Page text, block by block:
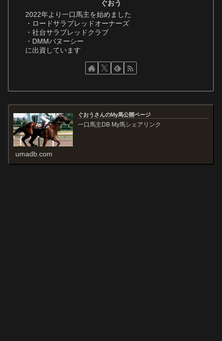
ぐおう
2022年より一口馬主を始めました
・ロードサラブレッドオーナーズ
・社台サラブレッドクラブ
・DMMバヌーシー
に出資しています
ぐおうさんのMy馬公開ページ
一口馬主DB My馬シェアリンク
umadb.com